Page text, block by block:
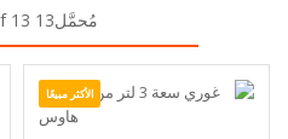
مُحمَّل13 of 13 أغراض
الأكثر مبيعًا